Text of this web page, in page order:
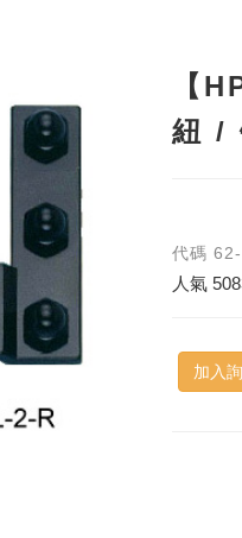
【
紐 /
代碼
人氣
加入